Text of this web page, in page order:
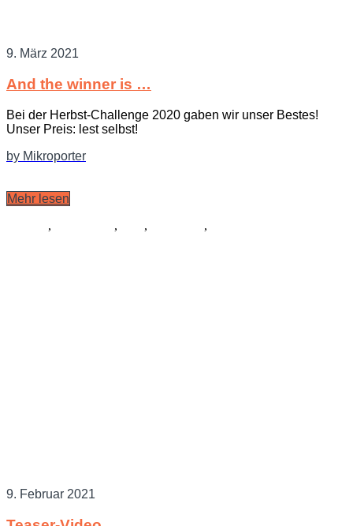
9. März 2021
And the winner is …
Bei der Herbst-Challenge 2020 gaben wir unser Bestes!
Unser Preis: lest selbst!
by Mikroporter
Mehr lesen
, , , ,
9. Februar 2021